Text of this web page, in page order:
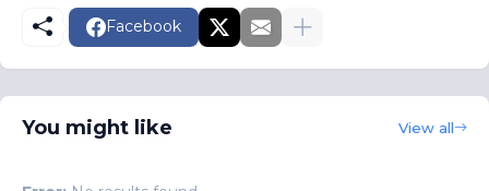
Facebook
You might like View all